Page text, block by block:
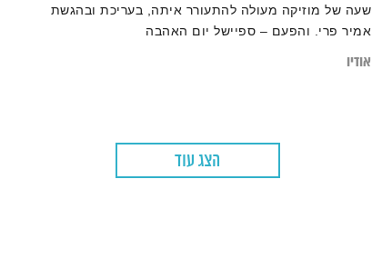
שעה של מוזיקה מעולה להתעורר איתה, בעריכת ובהגשת
אמיר פרי. והפעם – ספיישל יום האהבה
אודיו
הצג עוד